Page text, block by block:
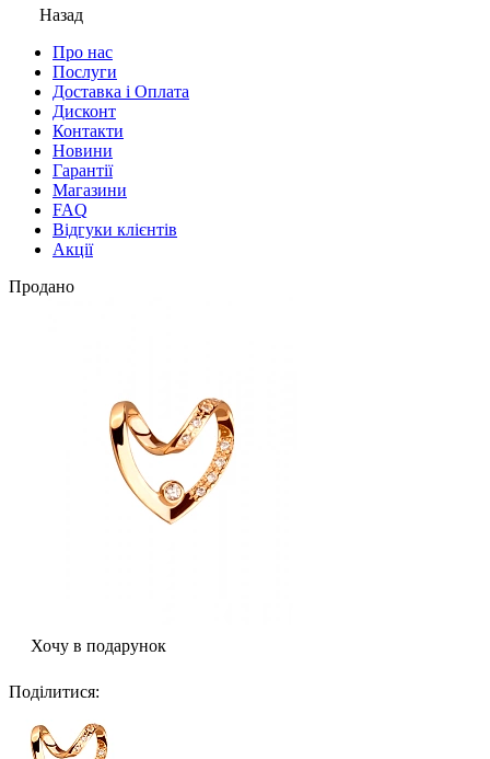
Назад
Про нас
Послуги
Доставка і Оплата
Дисконт
Контакти
Новини
Гарантії
Магазини
FAQ
Відгуки клієнтів
Акції
Продано
Хочу в подарунок
Поділитися: